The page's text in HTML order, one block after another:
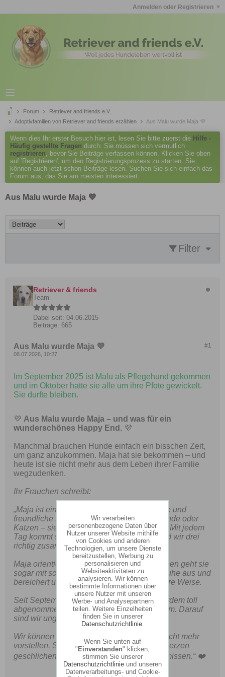
Anmelden oder Registrieren
Forum
Retriever and friends e.V.
Adoptivfamilien von Retriever and friends erzählen
Aus Malu wurde Maja 💜
Wenn dies Ihr erster Besuch hier ist, lesen Sie bitte zuerst die Hilfe -
Häufig gestellte Fragen durch. Sie müssen sich vermutlich
registrieren, bevor Sie Beiträge verfassen können. Klicken Sie oben
auf 'Registrieren', um den Registrierungsprozess zu starten. Sie
können auch jetzt schon Beiträge lesen. Suchen Sie sich einfach das
Forum aus, das Sie am meisten interessiert.
Aus Malu wurde Maja 💜
Filter
Retriever & friends
Team
Dabei seit: 04.06.2015
Beiträge: 665
#1
Aus Malu wurde Maja 💜
08.07.2026, 10:27
Im September 2025 ist Malu als Pflegehund gekommen
und im Oktober hatte sie alle um ihre Pfote gewickelt.
Sie durfte bleiben.
💜 Aus Malu wurde Maja – und was für ein
wunderschönes Happy End. 💜
Manchmal brauchen Hunde einfach ein bisschen Zeit,
um ganz anzukommen. Maja hat sie bekommen – und
heute ist sie nicht mehr aus dem Leben ihrer Familie
wegzudenken.
Ihr Frauchen schreibt:
„Maja ist eine unglaublich liebe, genügsame und
freundliche Maus. Ob große oder kleine Hunde oder
Katzen – sie ist allen freundlich zugewandt. Mit jedem
Tag kommt sie mehr an und inzwischen sind wir drei
richtig zusammengewachsen.
Maja orientiert sich sehr an Frieda. Inzwischen geht sie
sogar mit schwimmen. Sie strahlt so eine Ruhe aus und
bereichert unseren Alltag auf ganz besondere Weise.
Seit September letzten Jahres hat sie außerdem toll
abgenommen – von fast 42 auf 35 Kilogramm. Darauf
sind wir unglaublich stolz.
Wir können uns ein Leben ohne Maja gar nicht mehr
vorstellen. Sie hat sich ganz tief in unsere Herzen
geschlichen und wir möchten sie nie mehr missen.“ ❤️
Wir verarbeiten
personenbezogene Daten über
Nutzer unserer Website mithilfe
von Cookies und anderen
Technologien, um unsere Dienste
bereitzustellen, Werbung zu
personalisieren und
Websiteaktivitäten zu
analysieren. Wir können
bestimmte Informationen über
unsere Nutzer mit unseren
Werbe- und Analysepartnern
teilen. Weitere Einzelheiten
finden Sie in unserer
Datenschutzrichtlinie.
Wenn Sie unten auf
"Einverstanden" klicken,
stimmen Sie unserer
Datenschutzrichtlinie und unseren
Datenverarbeitungs- und Cookie-